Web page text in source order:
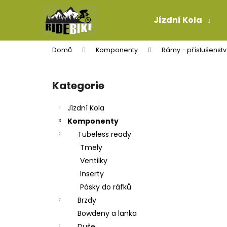
Jízdní Kola
Domů Komponenty Rámy -
Přeskočit
kategorie
Kategorie
Jízdní Kola
Komponenty
Tubeless ready
Tmely
Ventilky
Inserty
Pásky do ráfků
Brzdy
Bowdeny a lanka
í
Zpět
do
obchodu
Zpět
do
obchodu
KONCOVKA LANKA